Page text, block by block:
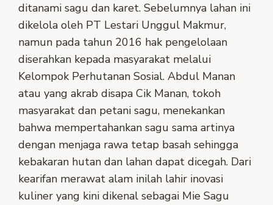
ditanami sagu dan karet. Sebelumnya lahan ini
dikelola oleh PT Lestari Unggul Makmur,
namun pada tahun 2016 hak pengelolaan
diserahkan kepada masyarakat melalui
Kelompok Perhutanan Sosial. Abdul Manan
atau yang akrab disapa Cik Manan, tokoh
masyarakat dan petani sagu, menekankan
bahwa mempertahankan sagu sama artinya
dengan menjaga rawa tetap basah sehingga
kebakaran hutan dan lahan dapat dicegah. Dari
kearifan merawat alam inilah lahir inovasi
kuliner yang kini dikenal sebagai Mie Sagu